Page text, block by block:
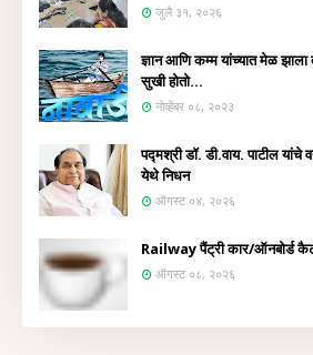
जुलै ३१, २०२६
ज्ञान आणि कम्म यांच्यात मेळ झाला
सुखी होतो...
नोव्हेंबर ०८, २०२३
पद्मश्री डॉ. डी.वाय. पाटील यांचे
येथे निधन
ऑगस्ट ०४, २०२६
Railway पैंट्री कार/ऑनबोर्ड
ऑगस्ट ०८, २०२६